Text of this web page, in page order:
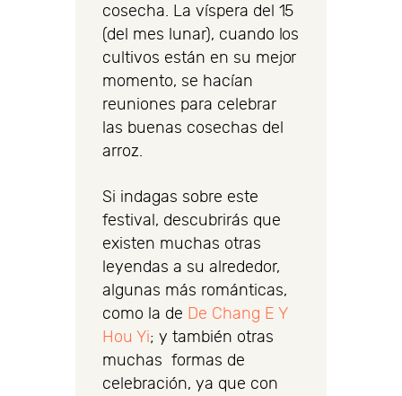
cosecha. La víspera del 15
(del mes lunar), cuando los
cultivos están en su mejor
momento, se hacían
reuniones para celebrar
las buenas cosechas del
arroz.
Si indagas sobre este
festival, descubrirás que
existen muchas otras
leyendas a su alrededor,
algunas más románticas,
como la de De Chang E Y
Hou Yi; y también otras
muchas formas de
celebración, ya que con